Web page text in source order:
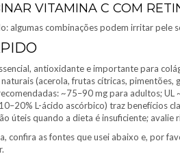
VITAMINA C COM
algumas combinações podem irritar pele
antioxidante e importante para
(acerola, frutas cítricas, pimentões,
~75–90 mg para adultos; UL
L-ácido ascórbico) traz benefícios
úteis quando a dieta é insuficiente;
confira as fontes que usei abaixo e, por